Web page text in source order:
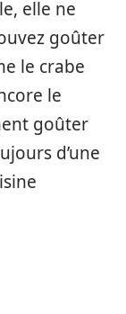
elle ne
goûter
le crabe
le
goûter
d’une